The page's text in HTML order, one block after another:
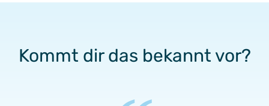
Kommt dir das bekannt vor?